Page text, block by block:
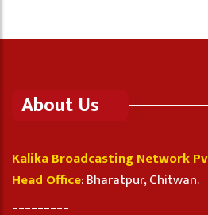
About Us
Kalika Broadcasting Network
Head Office: Bharatpur, Chitwan.